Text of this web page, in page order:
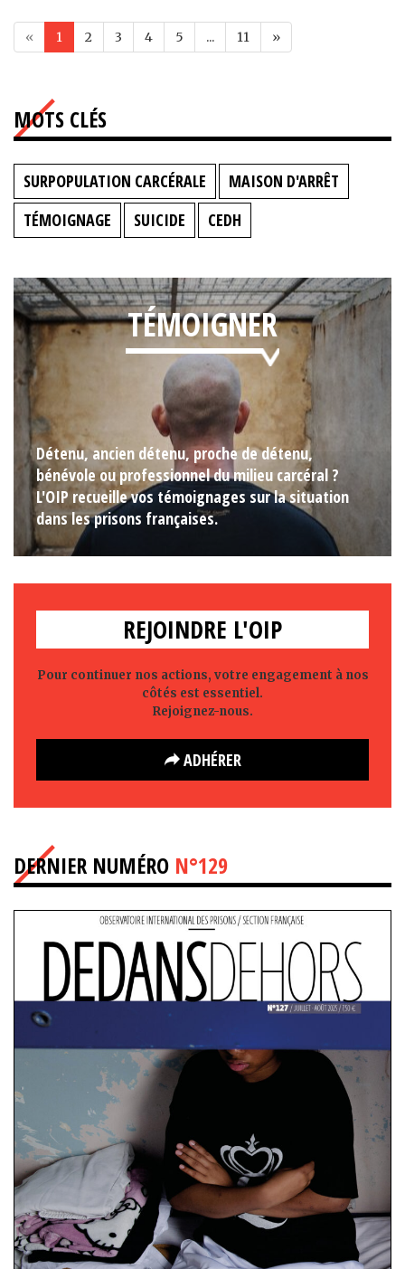
« 1 2 3 4 5 ... 11 »
MOTS CLÉS
SURPOPULATION CARCÉRALE
MAISON D'ARRÊT
TÉMOIGNAGE
SUICIDE CEDH
TÉMOIGNER
Détenu, ancien détenu, proche de détenu,
bénévole ou professionnel du milieu carcéral ?
L'OIP recueille vos témoignages sur la situation
dans les prisons françaises.
REJOINDRE L'OIP
Pour continuer nos actions, votre engagement à nos
côtés est essentiel.
Rejoignez-nous.
ADHÉRER
DERNIER NUMÉRO N°129